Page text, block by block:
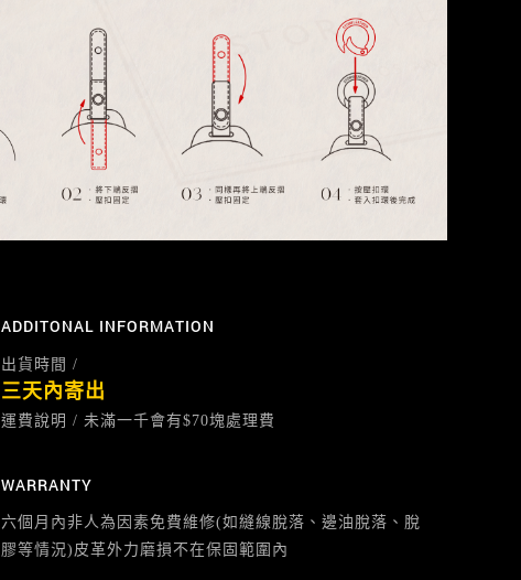
ADDITONAL INFORMATION
出貨時間 /
三天內寄出
運費說明 / 未滿一千會有$70塊處理費
WARRANTY
六個月內非人為因素免費維修(如縫線脫落、邊油脫落、脫
膠等情況)皮革外力磨損不在保固範圍內